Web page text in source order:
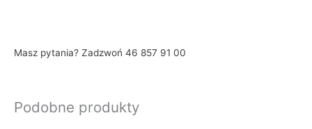
Masz pytania? Zadzwoń 46 857 91 00
Podobne produkty